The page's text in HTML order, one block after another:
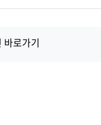
바로가기